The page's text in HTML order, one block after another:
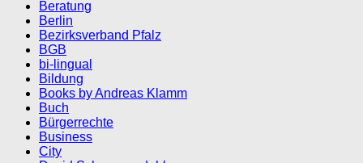
Beratung
Berlin
Bezirksverband Pfalz
BGB
bi-lingual
Bildung
Books by Andreas Klamm
Buch
Bürgerrechte
Business
City